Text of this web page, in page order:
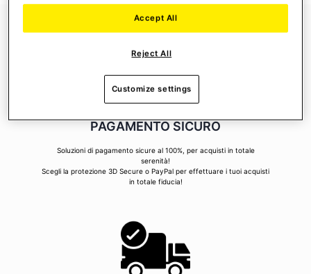
PAGAMENTO SICURO
Soluzioni di pagamento sicure al 100%, per acquisti in totale
serenità!
Scegli la protezione 3D Secure o PayPal per effettuare i tuoi acquisti
in totale fiducia!
Reject All
Accept All
Customize settings